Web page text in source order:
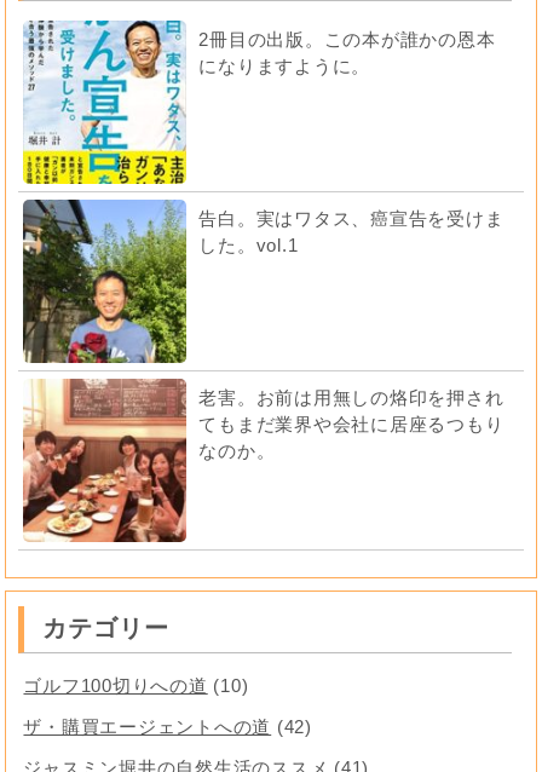
2冊目の出版。この本が誰かの恩本
になりますように。
告白。実はワタス、癌宣告を受けま
した。vol.1
老害。お前は用無しの烙印を押され
てもまだ業界や会社に居座るつもり
なのか。
カテゴリー
ゴルフ100切りへの道 (10)
ザ・購買エージェントへの道 (42)
ジャスミン堀井の自然生活のススメ (41)